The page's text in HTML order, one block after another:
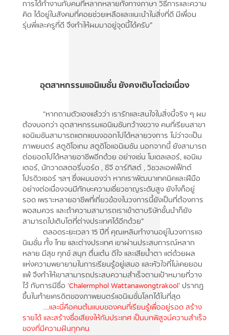
การได้ทำงานกับคนที่หลากหลายทั้งทางภาษา วิธีการและความ
คิด ได้อยู่ในสังคมที่คอยช่วยเหลือและแนะนำในสิ่งที่ดี มีเพื่อน
รุ่นพี่และครูที่ดี จึงทำให้ผมมาอยู่จุดนี้ได้ครับ”
อุตสาหกรรมแอนิเมชั่น ยังคงเติบโตต่อเนื่อง
“หากถามตัวเองแล้วว่า เรารักและสนใจในสิ่งนี้จริง ๆ ผม
ต้องบอกว่า อุตสาหกรรมแอนิเมชันกว้างขวาง คนที่เรียนสาขา
แอนิเมชันสามารถแตกแขนงออกไปได้หลายวงการ ไม่ว่าจะเป็น
ภาพยนตร์ สตูดิโอเกม สตูดิโอแอนิเมชัน นอกจากนี้ ยังสามารถ
ต่อยอดไปได้หลายอาชีพอีกด้วย อย่างเช่น โมเดลเลอร์, แอนิเม
เตอร์, นักวาดสตอรี่บอร์ด , ซีจี อาร์ทิสต์ , วิชวลเอฟเฟ็กต์
โปรดิวเซอร์ ฯลฯ ซึ่งผมมองว่า หากเราพัฒนาเทคนิคและฝีมือ
อย่างต่อเนื่องจนมีทักษะความเชี่ยวชาญระดับสูง ยังไงก็อยู่
รอด เพราะหลายอาชีพที่เกี่ยวข้องในวงการนี้ยังเป็นที่ต้องการ
พอสมควร และถ้าความสามารถเราเข้าตาบริษัทชั้นนำก็ยัง
สามารถไปเติบโตที่ต่างประเทศได้อีกด้วย”
ตลอดระยะเวลา 15 ปีที่ คุณเหลิมทำงานอยู่ในวงการแอ
นิเมชั่น ทั้ง ไทย และต่างประเทศ เขาผ่านประสบการณ์หลาก
หลาย มีสุข ทุกข์ สนุก ตื่นเต้น ดีใจ และเสียน้ำตา แต่ด้วยผล
แห่งความพยายามในการเรียนรู้อยู่เสมอ และหัวใจที่ไม่เคยยอม
แพ้ จึงทำให้เขาสามารถประสบความสำเร็จตามเป้าหมายที่วาง
ไว้ กับการมีชื่อ ‘Chalermphol Wattanawongtrakool’ ปรากฏ
ขึ้นในท้ายเครดิตของภาพยนตร์แอนิเมชั่นโลกได้ในที่สุด
….และนี่คือคนต้นแบบของคนที่เรียนรู้เพื่ออยู่รอด สร้าง
รายได้ และสร้างชื่อเสียงให้กับประเทศ เป็นบทพิสูจน์ความสำเร็จ
ของที่มีความฝันทุกคน